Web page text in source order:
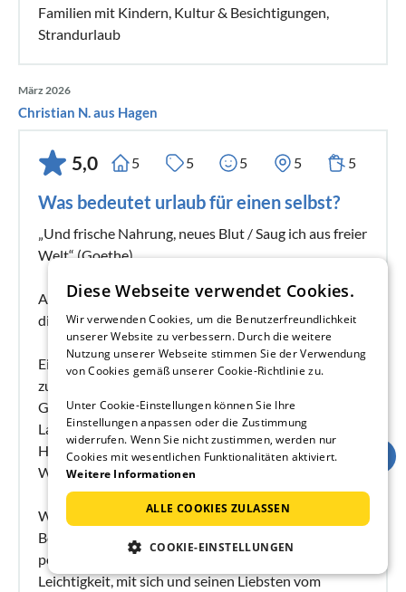
Familien mit Kindern, Kultur & Besichtigungen,
Strandurlaub
März 2026
Christian N. aus Hagen
5,0 5 5 5 5 5
Was bedeutet urlaub für einen selbst?
„Und frische Nahrung, neues Blut / Saug ich aus freier
Welt“ (Goethe)
Als Anfangszitat vielleicht annähernd das, was mir an
diesem Ort wiederfahren ist!
Ein magisches Örtchen in der Nähe von Tavira, super
zu erreichen, ein Auto ist ab Faro zu empfehlen!
Gleichzeitig taucht man später in ein Bilderbuch von
Landschaft und Kunst mit einem dahingegossenen
Häuschen und gastfreundler Begrüßung von Heidi
Wachsmuth und Maxi dem Hofhund!
Wer sich in freier Natur, unter perfekt sauberen
Bedingungen und einer Mischung aus
portugiesischer Landschaft und architektonischer
Leichtigkeit, mit sich und seinen Liebsten vom
Diese Webseite verwendet Cookies.
Wir verwenden Cookies, um die Benutzerfreundlichkeit
unserer Website zu verbessern. Durch die weitere
Nutzung unserer Webseite stimmen Sie der Verwendung
von Cookies gemäß unserer Cookie-Richtlinie zu.
Unter Cookie-Einstellungen können Sie Ihre
Einstellungen anpassen oder die Zustimmung
widerrufen. Wenn Sie nicht zustimmen, werden nur
Cookies mit wesentlichen Funktionalitäten aktiviert.
Weitere Informationen
ALLE COOKIES ZULASSEN
COOKIE-EINSTELLUNGEN